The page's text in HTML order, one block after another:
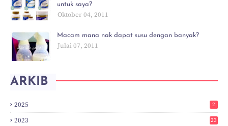
untuk saya?
Oktober 04, 2011
Macam mana nak dapat susu dengan banyak?
Julai 07, 2011
ARKIB
2025 2
2023 23